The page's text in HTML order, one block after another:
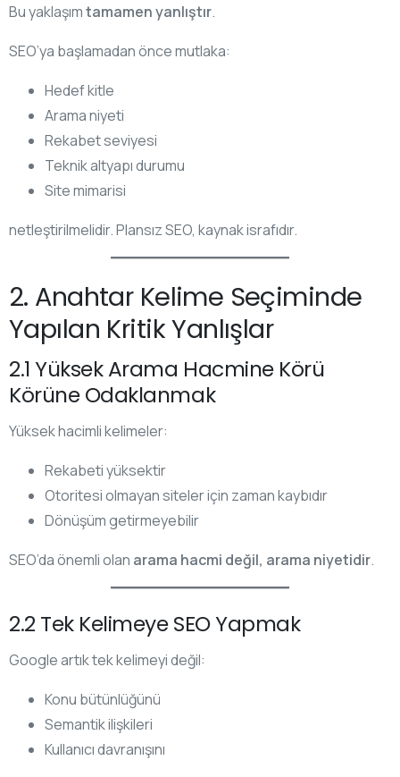
Bu yaklaşımtamamen yanlıştır.
SEO’ya başlamadan önce mutlaka:
Hedef kitle
Arama niyeti
Rekabet seviyesi
Teknik altyapı durumu
Site mimarisi
netleştirilmelidir. Plansız SEO, kaynak israfıdır.
2. Anahtar Kelime Seçiminde
Yapılan Kritik Yanlışlar
2.1 Yüksek Arama Hacmine Körü
Körüne Odaklanmak
Yüksek hacimli kelimeler:
Rekabeti yüksektir
Otoritesi olmayan siteler için zaman kaybıdır
Dönüşüm getirmeyebilir
SEO’da önemli olan arama hacmi değil, arama niyetidir.
2.2 Tek Kelimeye SEO Yapmak
Google artık tek kelimeyi değil:
Konu bütünlüğünü
Semantik ilişkileri
Kullanıcı davranışını